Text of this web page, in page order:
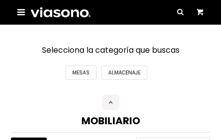

Selecciona la categoría que buscas
MESAS ALMACENAJE
MOBILIARIO